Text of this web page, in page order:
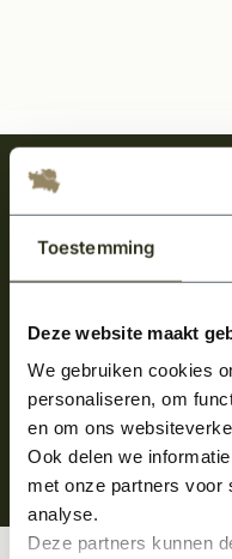
Toestemming
Deze website maakt
We gebruiken cookies
personaliseren, om
en om ons
Ook delen we
met onze partners voor
analyse.
Deze partners kunnen
Meld je aan en
over onze
Aanmelden voor de